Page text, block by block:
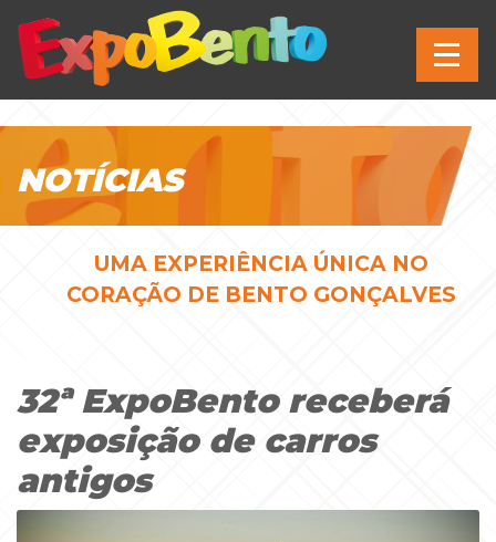
NOTÍCIAS
UMA EXPERIÊNCIA ÚNICA NO
CORAÇÃO DE BENTO GONÇALVES
32ª ExpoBento receberá
exposição de carros
antigos